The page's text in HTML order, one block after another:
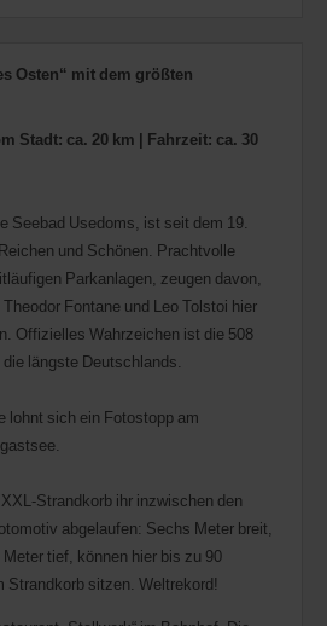
Osten“ mit dem größten
Stadt: ca. 20 km | Fahrzeit: ca. 30
Seebad Usedoms, ist seit dem 19.
und Schönen. Prachtvolle
Parkanlagen, zeugen davon,
Fontane und Leo Tolstoi hier
Offizielles Wahrzeichen ist die 508
längste Deutschlands.
lohnt sich ein Fotostopp am
Strandkorb ihr inzwischen den
abgelaufen: Sechs Meter breit,
tief, können hier bis zu 90
Strandkorb sitzen. Weltrekord!